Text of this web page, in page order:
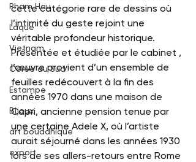
Pham Hau
Laque
Vietnam
Corée du Sud
Estampe
Bijoux
art bouddhique
export
cette catégorie rare de dessins où
l’intimité du geste rejoint une
véritable profondeur historique.
Présentée et étudiée par le cabinet ,
l’œuvre provient d’un ensemble de
feuilles redécouvert à la fin des
années 1970 dans une maison de
Capri, ancienne pension tenue par
une certaine Adele X, où l’artiste
aurait séjourné dans les années 1930
lors de ses allers-retours entre Rome